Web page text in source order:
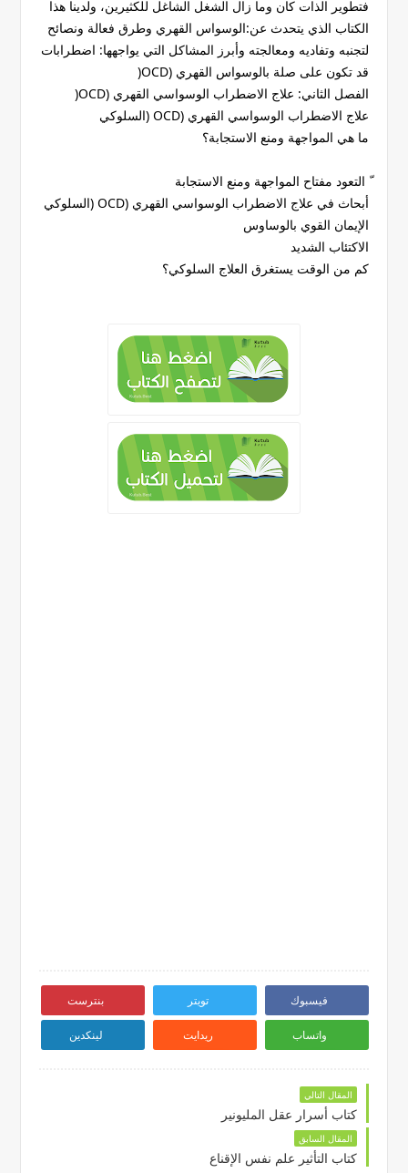
فتطوير الذات كان وما زال الشغل الشاغل للكثيرين، ولدينا هذا
الكتاب الذي يتحدث عن:الوسواس القهري وطرق فعالة ونصائح
لتجنبه وتفاديه ومعالجته وأبرز المشاكل التي يواجهها: اضطرابات
قد تكون على صلة بالوسواس القهري (OCD(
الفصل الثاني: علاج الاضطراب الوسواسي القهري (OCD(
علاج الاضطراب الوسواسي القهري (OCD (السلوكي
ما هي المواجهة ومنع الاستجابة؟
ّ التعود مفتاح المواجهة ومنع الاستجابة
أبحاث في علاج الاضطراب الوسواسي القهري (OCD (السلوكي
الإيمان القوي بالوساوس
الاكتئاب الشديد
كم من الوقت يستغرق العلاج السلوكي؟
فيسبوك تويتر بنترست
واتساب ريدايت لينكدين
المقال التالي
كتاب أسرار عقل المليونير
المقال السابق
كتاب التأثير علم نفس الإقناع